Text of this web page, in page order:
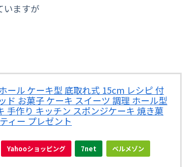
いますが
ール ケーキ型 底取れ式 15cm レシピ 付
ド お菓子 ケーキ スイーツ 調理 ホール型
手作り キッチン スポンジケーキ 焼き菓
ィー プレゼント
Yahooショッピング 7net ベルメゾン